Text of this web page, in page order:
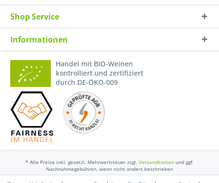
Shop Service
Informationen
Handel mit BIO-Weinen
kontrolliert und zertifiziert
durch DE-ÖKO-009
* Alle Preise inkl. gesetzl. Mehrwertsteuer zzgl. Versandkosten und ggf.
Nachnahmegebühren, wenn nicht anders beschrieben